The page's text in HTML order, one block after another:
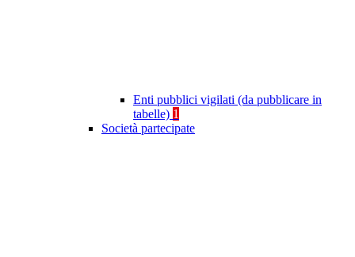
Enti pubblici vigilati (da pubblicare in
tabelle) 1
Società partecipate